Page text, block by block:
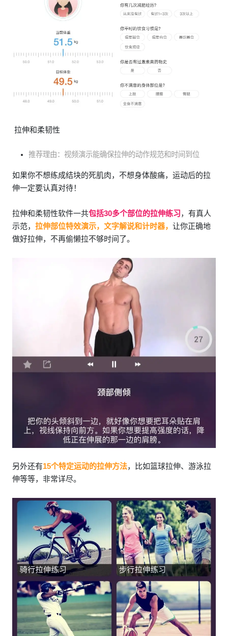
拉伸和柔韧性
推荐理由：视频演示能确保拉伸的动作规范和时间到位
如果你不想练成结块的死肌肉，不想身体酸痛，运动后的拉
伸一定要认真对待！
拉伸和柔韧性软件一共包括30多个部位的拉伸练习，有真人
示范， 拉伸部位特效演示，文字解说和计时器， 让你正确地
做好拉伸，不再偷懒拉不够时间了。
另外还有15个特定运动的拉伸方法，比如篮球拉伸、游泳拉
伸等等，非常详尽。